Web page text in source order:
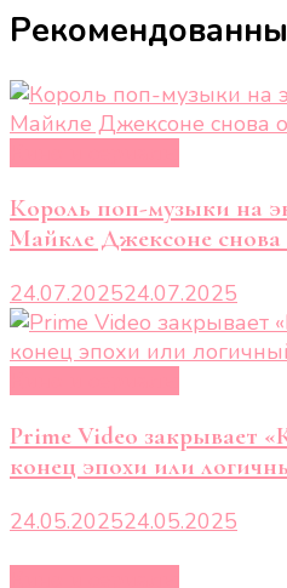
Король поп-музыки на
Майкле Джексоне снова
24.07.202524.07.2025
Prime Video закрывает
конец эпохи или
24.05.202524.05.2025